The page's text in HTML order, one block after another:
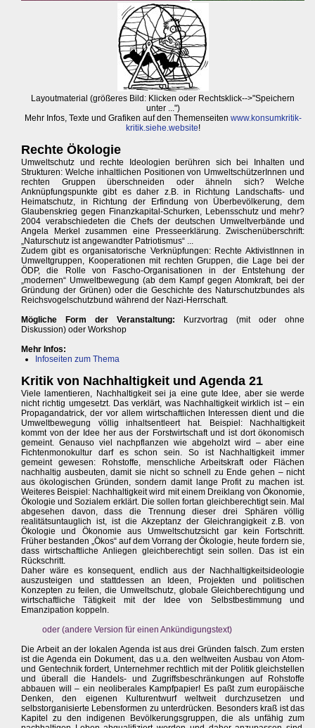
Layoutmaterial (größeres Bild: Klicken oder Rechtsklick-->"Speichern
unter ...")
Mehr Infos, Texte und Grafiken auf den Themenseiten www.konsumkritik-
kritik.siehe.website!
Rechte Ökologie
Umweltschutz und rechte Ideologien berühren sich bei Inhalten und
Strukturen: Welche inhaltlichen Positionen von UmweltschützerInnen und
rechten Gruppen überschneiden oder ähneln sich? Welche
Anknüpfungspunkte gibt es daher z.B. in Richtung Landschafts- und
Heimatschutz, in Richtung der Erfindung von Überbevölkerung, dem
Glaubenskrieg gegen Finanzkapital-Schurken, Lebensschutz und mehr?
2004 verabschiedeten die Chefs der deutschen Umweltverbände und
Angela Merkel zusammen eine Presseerklärung. Zwischenüberschrift:
„Naturschutz ist angewandter Patriotismus“ ...
Zudem gibt es organisatorische Verknüpfungen: Rechte AktivistInnen in
Umweltgruppen, Kooperationen mit rechten Gruppen, die Lage bei der
ÖDP, die Rolle von Fascho-Organisationen in der Entstehung der
„modernen“ Umweltbewegung (ab dem Kampf gegen Atomkraft, bei der
Gründung der Grünen) oder die Geschichte des Naturschutzbundes als
Reichsvogelschutzbund während der Nazi-Herrschaft.
Mögliche Form der Veranstaltung: Kurzvortrag (mit oder ohne
Diskussion) oder Workshop
Mehr Infos:
Infoseiten zum Thema
Kritik von Nachhaltigkeit und Agenda 21
Viele lamentieren, Nachhaltigkeit sei ja eine gute Idee, aber sie werde
nicht richtig umgesetzt. Das verklärt, was Nachhaltigkeit wirklich ist – ein
Propagandatrick, der vor allem wirtschaftlichen Interessen dient und die
Umweltbewegung völlig inhaltsentleert hat. Beispiel: Nachhaltigkeit
kommt von der Idee her aus der Forstwirtschaft und ist dort ökonomisch
gemeint. Genauso viel nachpflanzen wie abgeholzt wird – aber eine
Fichtenmonokultur darf es schon sein. So ist Nachhaltigkeit immer
gemeint gewesen: Rohstoffe, menschliche Arbeitskraft oder Flächen
nachhaltig ausbeuten, damit sie nicht so schnell zu Ende gehen – nicht
aus ökologischen Gründen, sondern damit lange Profit zu machen ist.
Weiteres Beispiel: Nachhaltigkeit wird mit einem Dreiklang von Ökonomie,
Ökologie und Sozialem erklärt. Die sollen fortan gleichberechtigt sein. Mal
abgesehen davon, dass die Trennung dieser drei Sphären völlig
realitätsuntauglich ist, ist die Akzeptanz der Gleichrangigkeit z.B. von
Ökologie und Ökonomie aus Umweltschutzsicht gar kein Fortschritt.
Früher bestanden „Ökos“ auf dem Vorrang der Ökologie, heute fordern sie,
dass wirtschaftliche Anliegen gleichberechtigt sein sollen. Das ist ein
Rückschritt.
Daher wäre es konsequent, endlich aus der Nachhaltigkeitsideologie
auszusteigen und stattdessen an Ideen, Projekten und politischen
Konzepten zu feilen, die Umweltschutz, globale Gleichberechtigung und
wirtschaftliche Tätigkeit mit der Idee von Selbstbestimmung und
Emanzipation koppeln.
oder (andere Version für einen Ankündigungstext)
Die Arbeit an der lokalen Agenda ist aus drei Gründen falsch. Zum ersten
ist die Agenda ein Dokument, das u.a. den weltweiten Ausbau von Atom-
und Gentechnik fordert, Unternehmer rechtlich mit der Politik gleichstellen
und überall die Handels- und Zugriffsbeschränkungen auf Rohstoffe
abbauen will – ein neoliberales Kampfpapier! Es paßt zum europäische
Denken, den eigenen Kulturentwurf weltweit durchzusetzen und
selbstorganisierte Lebensformen zu unterdrücken. Besonders kraß ist das
Kapitel zu den indigenen Bevölkerungsgruppen, die als unfähig zum